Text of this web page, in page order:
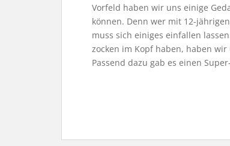
Vorfeld haben wir uns einige
können. Denn wer mit 12-
muss sich einiges einfallen
zocken im Kopf haben, haben
Passend dazu gab es einen